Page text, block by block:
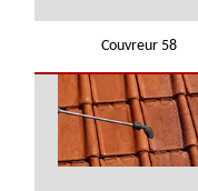
Couvreur 58